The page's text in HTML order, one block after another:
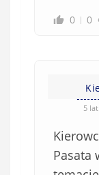
0 0
5
Pasata